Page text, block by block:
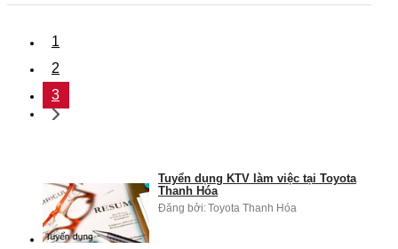
1
2
3
Tuyển dụng KTV làm việc tại Toyota
Thanh Hóa
Đăng bởi:Toyota Thanh Hóa